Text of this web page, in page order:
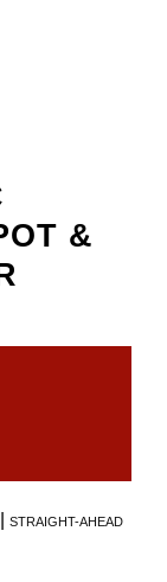
&
STRAIGHT-AHEAD